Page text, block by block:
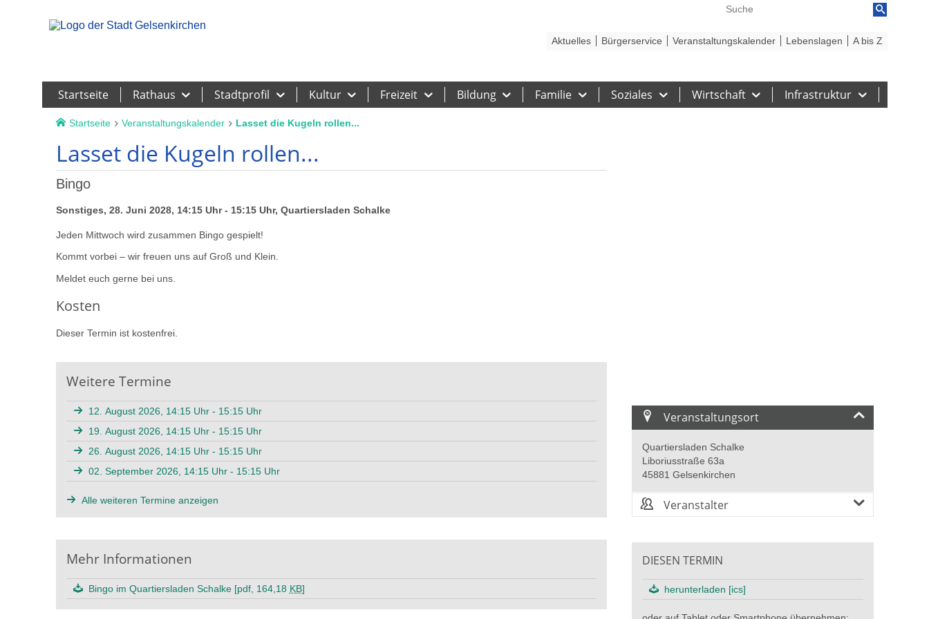
Startseite Rathaus Stadtprofil Kultur Freizeit Bildung Familie Soziales Wirtschaft Infrastruktur
Aktuelles Bürgerservice Veranstaltungskalender Lebenslagen A bis Z
Startseite Veranstaltungskalender Lasset die Kugeln rollen...
Lasset die Kugeln rollen...
Bingo
Sonstiges, 28. Juni 2028, 14:15 Uhr - 15:15 Uhr, Quartiersladen Schalke
Jeden Mittwoch wird zusammen Bingo gespielt!
Kommt vorbei – wir freuen uns auf Groß und Klein.
Meldet euch gerne bei uns.
Kosten
Dieser Termin ist kostenfrei.
Weitere Termine
12. August 2026, 14:15 Uhr - 15:15 Uhr
19. August 2026, 14:15 Uhr - 15:15 Uhr
26. August 2026, 14:15 Uhr - 15:15 Uhr
02. September 2026, 14:15 Uhr - 15:15 Uhr
Alle weiteren Termine anzeigen
Mehr Informationen
Bingo im Quartiersladen Schalke [pdf, 164,18 KB]
Veranstaltungsort
Quartiersladen Schalke
Liboriusstraße 63a
45881 Gelsenkirchen
Veranstalter
DIESEN TERMIN
herunterladen [ics]